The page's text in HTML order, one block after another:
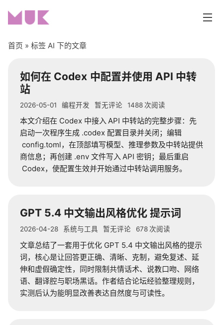
编程开发
网站折腾
生活随笔
轻语
关于
友情链接
首页 » 标签 AI 下的文章
如何在 Codex 中配置并使用 API 中转
站
2026-05-01 编程开发 暂无评论 1488 次阅读
本文介绍在 Codex 中接入 API 中转站的完整步骤：先
启动一次程序生成 .codex 配置目录并关闭；编辑
config.toml，在顶部填写模型、推理参数及中转站提供
商信息；再创建 .env 文件写入 API 密钥；最后重启
Codex，使配置生效并开始通过中转站调用服务。
GPT 5.4 中文输出风格优化 提示词
2026-04-28 系统与工具 暂无评论 678 次阅读
文章总结了一套用于优化 GPT 5.4 中文输出风格的提示
词，核心是让回答更正确、清晰、克制，避免复述、延
伸和虚假确定性，同时限制共情话术、说教口吻、网络
语、翻译腔与职场黑话。作者结合论坛经验整理规则，
实测后认为能明显改善表达自然度与可读性。